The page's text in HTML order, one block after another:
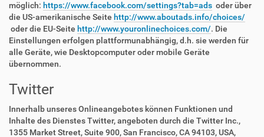
möglich: https://www.facebook.com/settings?tab=ads oder über
die US-amerikanische Seite http://www.aboutads.info/choices/
oder die EU-Seite http://www.youronlinechoices.com/. Die
Einstellungen erfolgen plattformunabhängig, d.h. sie werden für
alle Geräte, wie Desktopcomputer oder mobile Geräte
übernommen.
Twitter
Innerhalb unseres Onlineangebotes können Funktionen und
Inhalte des Dienstes Twitter, angeboten durch die Twitter Inc.,
1355 Market Street, Suite 900, San Francisco, CA 94103, USA,